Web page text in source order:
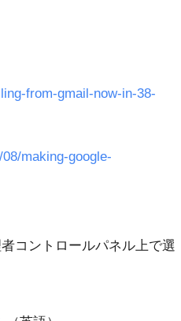
from-gmail-now-in-38-
making-google-
コントロールパネル上で選